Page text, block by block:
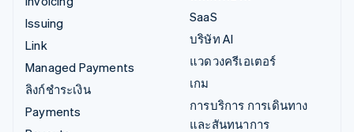
Issuing
Link
Managed Payments
ลิงก์ชำระเงิน
Payments
SaaS
บริษัท AI
แวดวงครีเอเตอร์
เกม
การบริการ การเดินทาง
และสันทนาการ